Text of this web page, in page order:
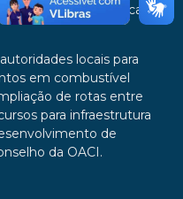
manutenção, logística e
locais para
em combustível
de rotas entre
para infraestrutura
de
da OACI.